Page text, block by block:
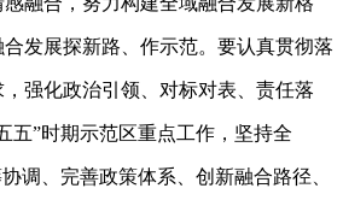
发展探新路、作示范。要认真贯彻落
强化政治引领、对标对表、责任落
五”时期示范区重点工作，坚持全
调、完善政策体系、创新融合路径、